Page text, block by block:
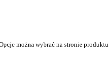
można wybrać na stronie produktu